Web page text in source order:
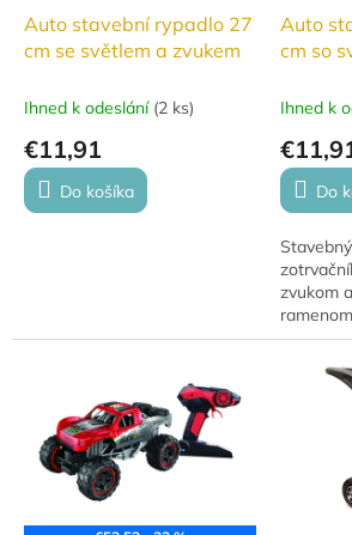
Auto stavební rypadlo 27
cm se světlem a zvukem
Ihned k odeslání (2 ks)
€11,91
Do košíka
Auto
cm so
Ihned k
Do
zvukom
krabici,